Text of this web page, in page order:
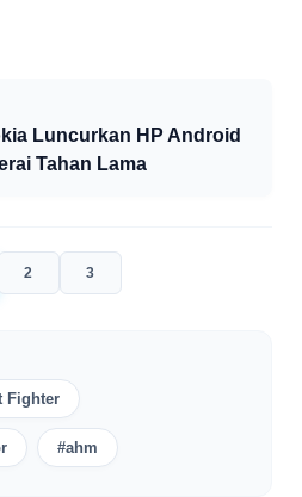
Luncurkan HP Android
Tahan Lama
2 3
Fighter
#ahm